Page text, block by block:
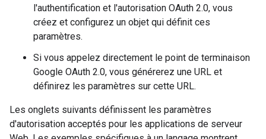
l'authentification et l'autorisation OAuth 2.0, vous
créez et configurez un objet qui définit ces
paramètres.
Si vous appelez directement le point de terminaison
Google OAuth 2.0, vous générerez une URL et
définirez les paramètres sur cette URL.
Les onglets suivants définissent les paramètres
d'autorisation acceptés pour les applications de serveur